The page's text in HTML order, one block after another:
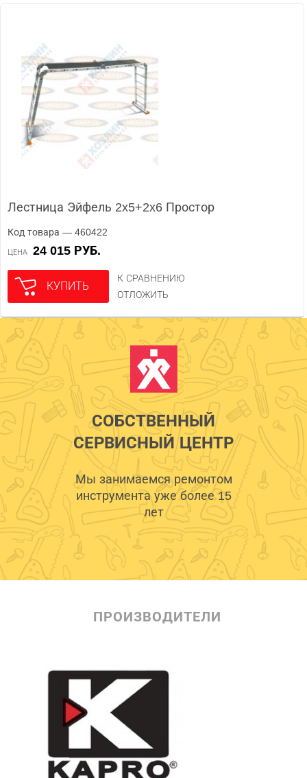
Лестница Эйфель 2x5+2x6 Простор
Код товара — 460422
ЦЕНА 24 015 РУБ.
КУПИТЬ
К СРАВНЕНИЮ
ОТЛОЖИТЬ
СОБСТВЕННЫЙ
СЕРВИСНЫЙ ЦЕНТР
Мы занимаемся ремонтом
инструмента уже более 15
лет
ПРОИЗВОДИТЕЛИ